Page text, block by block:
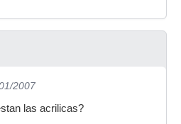
2007
las acrilicas?